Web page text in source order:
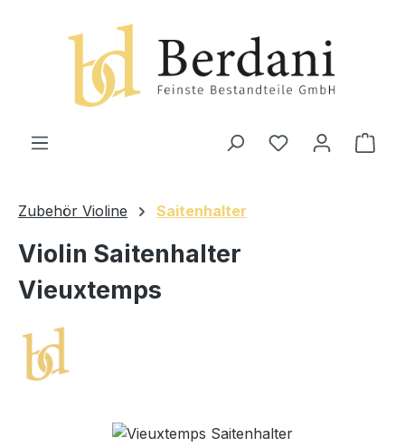
Zubehör Violine Saitenhalter
Violin Saitenhalter
Vieuxtemps
Bildergalerie überspringen